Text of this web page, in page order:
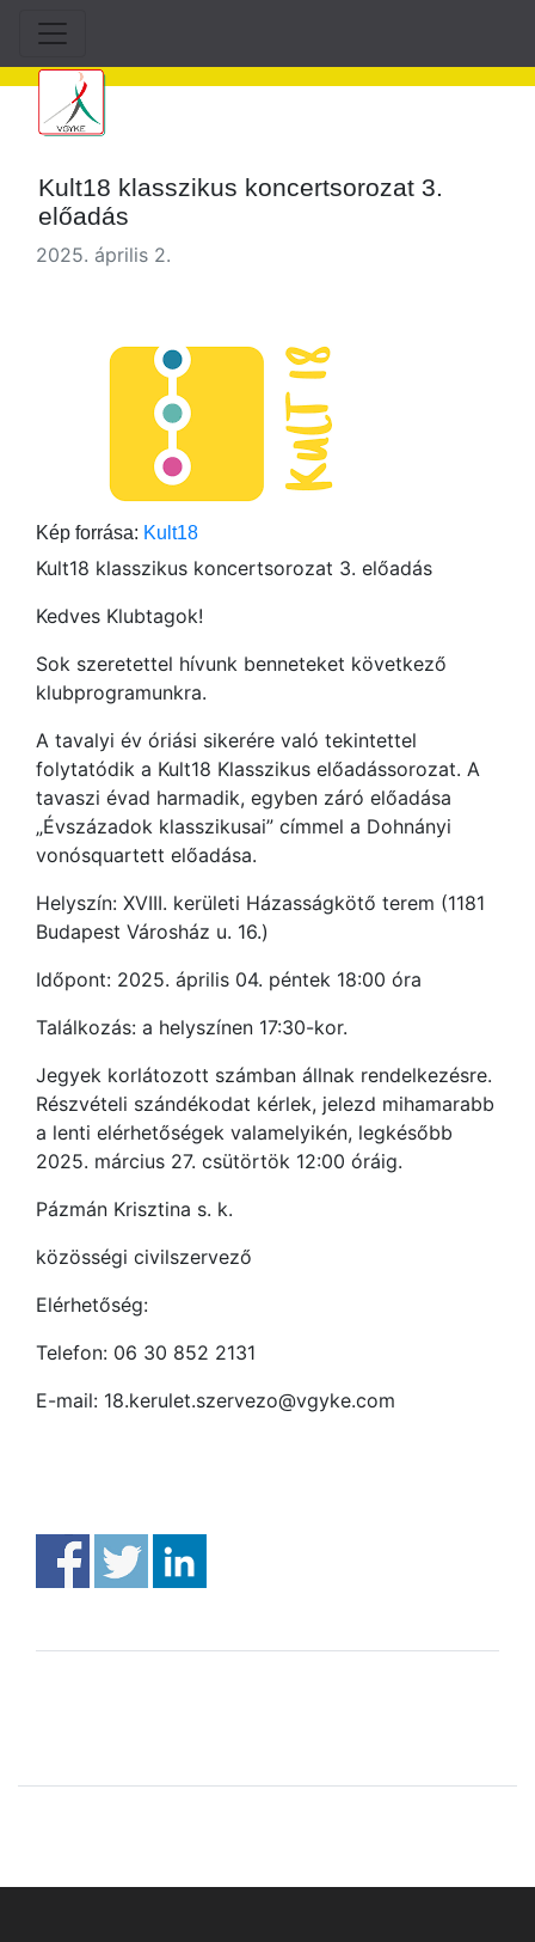
Kult18 klasszikus koncertsorozat 3.
előadás
2025. április 2.
Kép forrása: Kult18
Kult18 klasszikus koncertsorozat 3. előadás
Kedves Klubtagok!
Sok szeretettel hívunk benneteket következő
klubprogramunkra.
A tavalyi év óriási sikerére való tekintettel
folytatódik a Kult18 Klasszikus előadássorozat. A
tavaszi évad harmadik, egyben záró előadása
„Évszázadok klasszikusai” címmel a Dohnányi
vonósquartett előadása.
Helyszín: XVIII. kerületi Házasságkötő terem (1181
Budapest Városház u. 16.)
Időpont: 2025. április 04. péntek 18:00 óra
Találkozás: a helyszínen 17:30-kor.
Jegyek korlátozott számban állnak rendelkezésre.
Részvételi szándékodat kérlek, jelezd mihamarabb
a lenti elérhetőségek valamelyikén, legkésőbb
2025. március 27. csütörtök 12:00 óráig.
Pázmán Krisztina s. k.
közösségi civilszervező
Elérhetőség:
Telefon: 06 30 852 2131
E-mail: 18.kerulet.szervezo@vgyke.com